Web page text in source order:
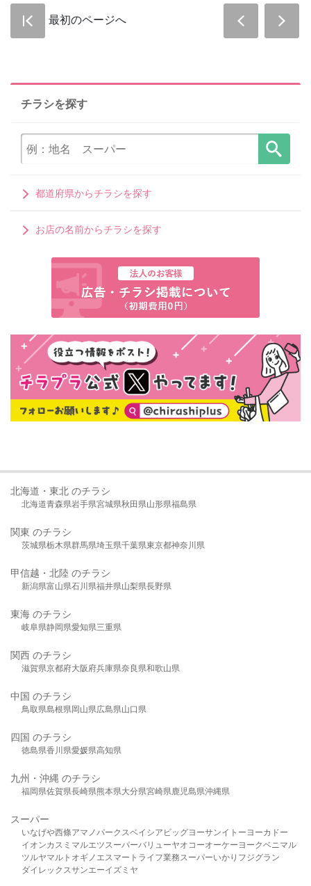
最初のページへ
チラシを探す
都道府県からチラシを探す
お店の名前からチラシを探す
北海道・東北 のチラシ
北海道青森県岩手県宮城県秋田県山形県福島県
関東 のチラシ
茨城県栃木県群馬県埼玉県千葉県東京都神奈川県
甲信越・北陸 のチラシ
新潟県富山県石川県福井県山梨県長野県
東海 のチラシ
岐阜県静岡県愛知県三重県
関西 のチラシ
滋賀県京都府大阪府兵庫県奈良県和歌山県
中国 のチラシ
鳥取県島根県岡山県広島県山口県
四国 のチラシ
徳島県香川県愛媛県高知県
九州・沖縄 のチラシ
福岡県佐賀県長崎県熊本県大分県宮崎県鹿児島県沖縄県
スーパー
いなげや西條アマノパークスベイシア ビッグヨーサンイトーヨーカドー
イオンカスミ マルエツスーパーバリューヤオコーオーケー ヨークベニマル
ツルヤマルト オギノ エスマート ライフ業務スーパーいかり フジグラン
ダイレックスサンエーイズミヤ